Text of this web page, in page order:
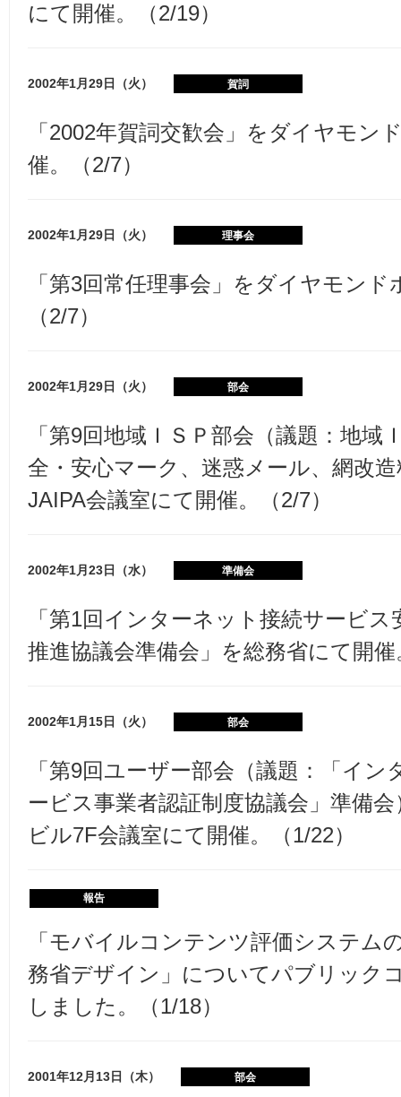
にて開催。（2/19）
2002年1月29日（火） 賀詞
「2002年賀詞交歓会」をダイヤモン
催。（2/7）
2002年1月29日（火） 理事会
「第3回常任理事会」をダイヤモン
（2/7）
2002年1月29日（火） 部会
「第9回地域ＩＳＰ部会（議題：地域
全・安心マーク、迷惑メール、網改
JAIPA会議室にて開催。（2/7）
2002年1月23日（水） 準備会
「第1回インターネット接続サービ
推進協議会準備会」を総務省にて開
2002年1月15日（火） 部会
「第9回ユーザー部会（議題：「イン
ービス事業者認証制度協議会」準備
ビル7F会議室にて開催。（1/22）
報告
「モバイルコンテンツ評価システム
務省デザイン」についてパブリック
しました。（1/18）
2001年12月13日（木） 部会